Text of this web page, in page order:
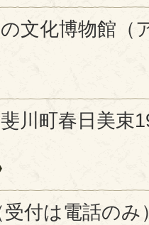
文化博物館（
川町春日美束
付は電話のみ